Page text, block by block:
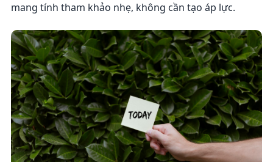
mang tính tham khảo nhẹ, không cần tạo áp lực.